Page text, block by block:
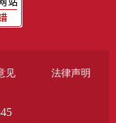
见 法律声明